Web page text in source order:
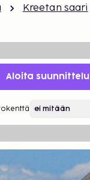
Kreetan saari
Aloita suunnittelu